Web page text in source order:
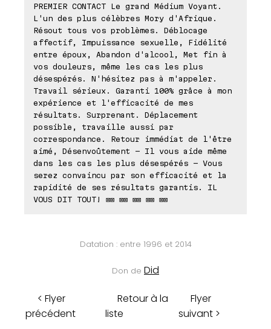
PREMIER CONTACT Le grand Médium Voyant.
L'un des plus célèbres Mory d'Afrique.
Résout tous vos problèmes. Déblocage
affectif, Impuissance sexuelle, Fidélité
entre époux, Abandon d'alcool, Met fin à
vos douleurs, même les cas les plus
désespérés. N'hésitez pas à m'appeler.
Travail sérieux. Garanti 100% grâce à mon
expérience et l'efficacité de mes
résultats. Surprenant. Déplacement
possible, travaille aussi par
correspondance. Retour immédiat de l'être
aimé, Désenvoûtement - Il vous aide même
dans les cas les plus désespérés - Vous
serez convaincu par son efficacité et la
rapidité de ses résultats garantis. IL
VOUS DIT TOUT! ⊠⊠ ⊠⊠ ⊠⊠ ⊠⊠ ⊠⊠
Datation : entre 1996 et 2014
Don de Did
< Flyer
précédent
Retour à la
liste
Flyer
suivant >